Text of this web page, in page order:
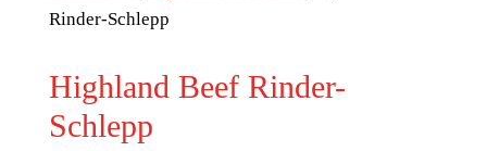
Rinder-Schlepp
Highland Beef Rinder-
Schlepp